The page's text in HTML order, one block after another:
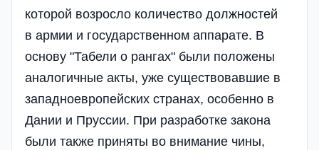
которой возросло количество должностей
в армии и государственном аппарате. В
основу "Табели о рангах" были положены
аналогичные акты, уже существовавшие в
западноевропейских странах, особенно в
Дании и Пруссии. При разработке закона
были также приняты во внимание чины,